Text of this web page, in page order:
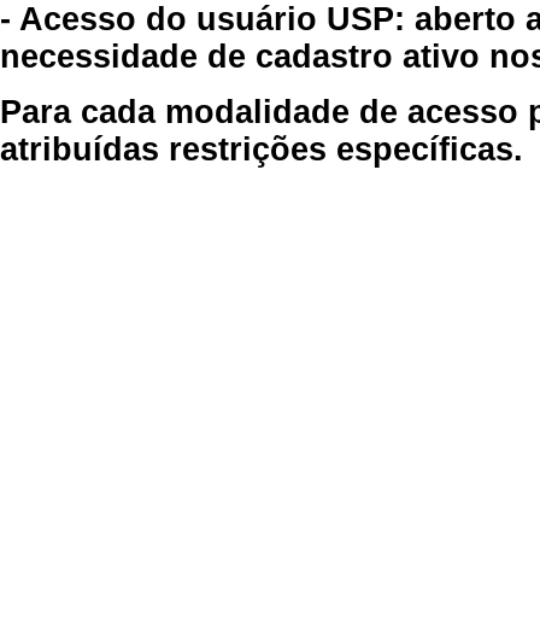
- Acesso do usuário USP: aberto
necessidade de cadastro ativo
Para cada modalidade de
atribuídas restrições específicas.